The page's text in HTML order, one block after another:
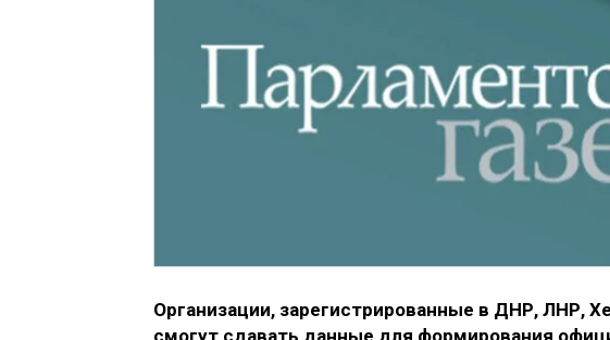
Организации, зарегистрированные в ДНР, ЛНР,